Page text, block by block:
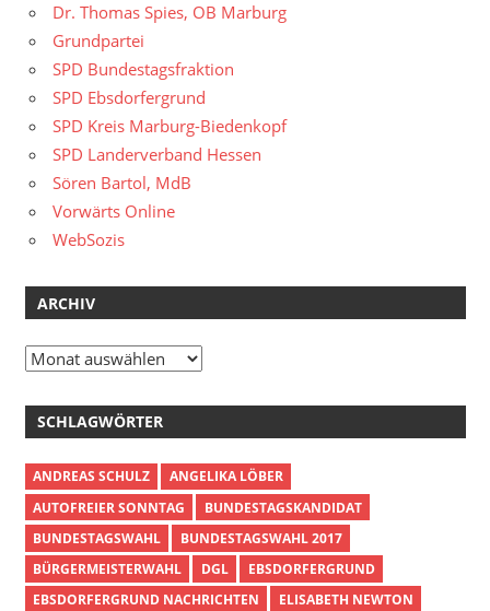
Dr. Thomas Spies, OB Marburg
Grundpartei
SPD Bundestagsfraktion
SPD Ebsdorfergrund
SPD Kreis Marburg-Biedenkopf
SPD Landerverband Hessen
Sören Bartol, MdB
Vorwärts Online
WebSozis
ARCHIV
Archiv
SCHLAGWÖRTER
ANDREAS SCHULZ
ANGELIKA LÖBER
AUTOFREIER SONNTAG
BUNDESTAGSKANDIDAT
BUNDESTAGSWAHL
BUNDESTAGSWAHL 2017
BÜRGERMEISTERWAHL
DGL
EBSDORFERGRUND
EBSDORFERGRUND NACHRICHTEN
ELISABETH NEWTON